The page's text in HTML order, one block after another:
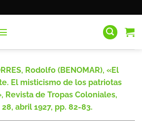
Rodolfo (BENOMAR), «El
El misticismo de los patriotas
Revista de Tropas Coloniales,
abril 1927, pp. 82-83.